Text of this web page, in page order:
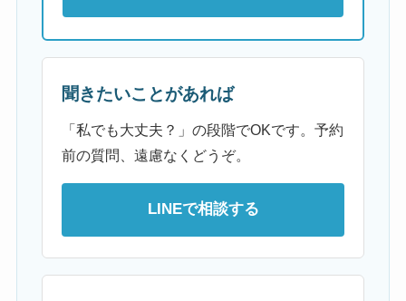
聞きたいことがあれば
「私でも大丈夫？」の段階でOKです。予約
前の質問、遠慮なくどうぞ。
LINEで相談する